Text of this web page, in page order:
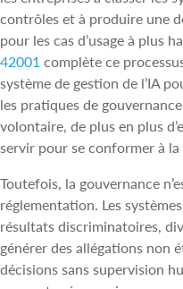
contrôles et à produire une
pour les cas d’usage à plus
42001 complète ce
système de gestion de l’IA
les pratiques de
volontaire, de plus en plus
servir pour se conformer à la
Toutefois, la gouvernance
réglementation. Les
résultats discriminatoires,
générer des allégations non
décisions sans supervision